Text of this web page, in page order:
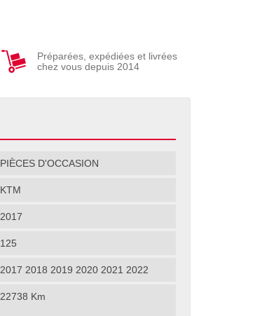
Préparées, expédiées et livrées
chez vous depuis 2014
PIÈCES D'OCCASION
KTM
2017
125
2017 2018 2019 2020 2021 2022
22738 Km